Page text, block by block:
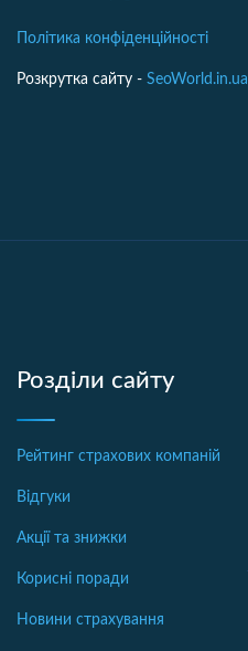
Політика конфіденційності
Розкрутка сайту - SeoWorld.in.ua
Розділи сайту
Рейтинг страхових компаній
Відгуки
Акції та знижки
Корисні поради
Новини страхування